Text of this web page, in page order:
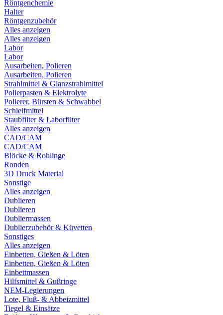
Röntgenchemie
Halter
Röntgenzubehör
Alles anzeigen
Alles anzeigen
Labor
Labor
Ausarbeiten, Polieren
Ausarbeiten, Polieren
Strahlmittel & Glanzstrahlmittel
Polierpasten & Elektrolyte
Polierer, Bürsten & Schwabbel
Schleifmittel
Staubfilter & Laborfilter
Alles anzeigen
CAD/CAM
CAD/CAM
Blöcke & Rohlinge
Ronden
3D Druck Material
Sonstige
Alles anzeigen
Dublieren
Dublieren
Dubliermassen
Dublierzubehör & Küvetten
Sonstiges
Alles anzeigen
Einbetten, Gießen & Löten
Einbetten, Gießen & Löten
Einbettmassen
Hilfsmittel & Gußringe
NEM-Legierungen
Lote, Fluß- & Abbeizmittel
Tiegel & Einsätze